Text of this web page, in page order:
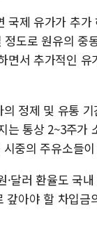
제 유가가 추
도로 원유의 중
서 추가적인
정제 및 유통
통상 2~3주가
중의 주유소들
달러 환율도 국
아야 할 차입